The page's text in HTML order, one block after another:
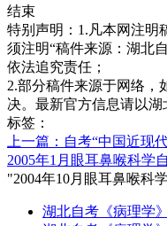
结束
特别声明：1.凡本网注明
须注明“稿件来源：湖北
依法追究责任；
2.部分稿件来源于网络，
决。最新官方信息请以湖
标签：
上一篇：自考“中国近现
2005年1月眼耳鼻喉科学
"2004年10月眼耳鼻喉科
湖北自考《病理学